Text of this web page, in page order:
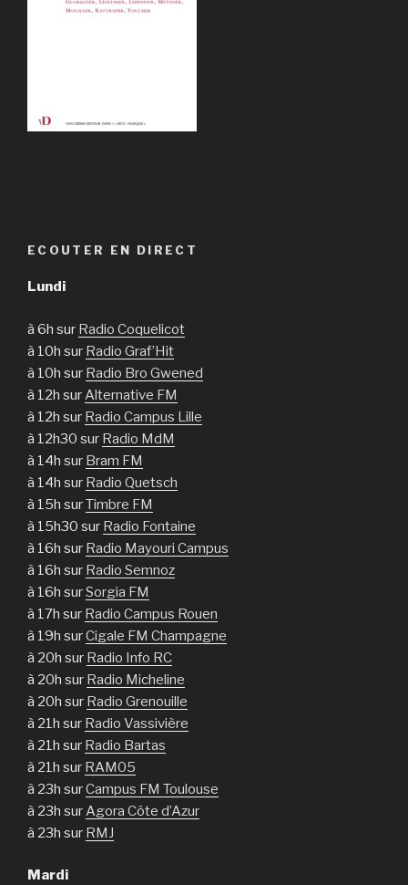
ECOUTER EN DIRECT
Lundi
à 6h sur Radio Coquelicot
à 10h sur Radio Graf’Hit
à 10h sur Radio Bro Gwened
à 12h surAlternative FM
à 12h sur Radio Campus Lille
à 12h30 sur Radio MdM
à 14h sur Bram FM
à 14h sur Radio Quetsch
à 15h surTimbre FM
à 15h30 sur Radio Fontaine
à 16h sur Radio Mayouri Campus
à 16h sur Radio Semnoz
à 16h surSorgia FM
à 17h sur Radio Campus Rouen
à 19h surCigale FM Champagne
à 20h sur Radio Info RC
à 20h sur Radio Micheline
à 20h sur Radio Grenouille
à 21h sur Radio Vassivière
à 21h sur Radio Bartas
à 21h sur RAM05
à 23h surCampus FM Toulouse
à 23h surAgora Côte d’Azur
à 23h sur RMJ
Mardi